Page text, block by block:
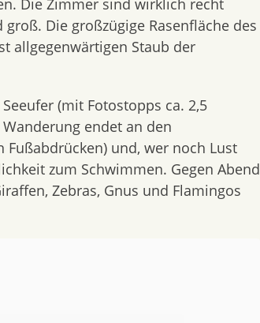
Die Zimmer sind wirklich recht
Die großzügige Rasenfläche des
allgegenwärtigen Staub der
(mit Fotostopps ca. 2,5
endet an den
und, wer noch Lust
zum Schwimmen. Gegen Abend
Zebras, Gnus und Flamingos